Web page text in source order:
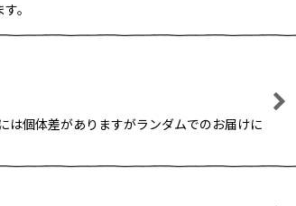
。
は個体差がありますがランダムでのお届けに